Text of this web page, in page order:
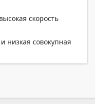
скорость
низкая совокупная